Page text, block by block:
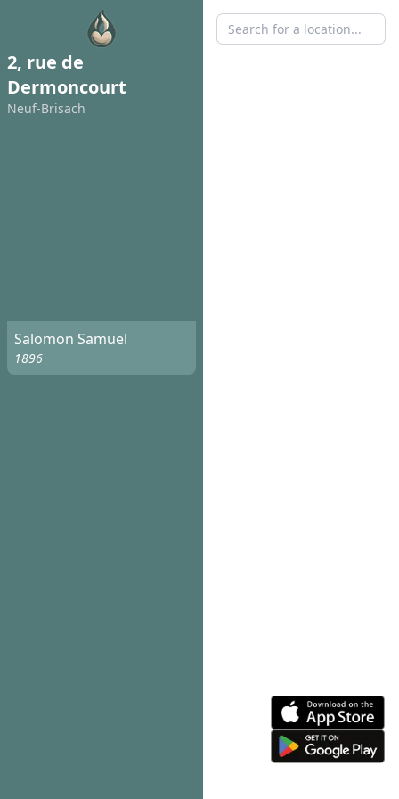
2, rue de
Dermoncourt
Neuf-Brisach
Salomon Samuel
1896